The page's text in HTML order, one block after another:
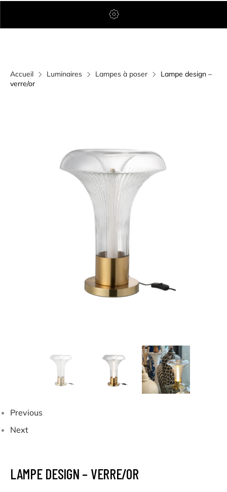
Accueil Luminaires Lampes à poser
Lampe design –
verre/or
Previous
Next
LAMPE DESIGN – VERRE/OR